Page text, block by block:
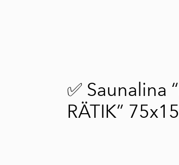
✅ Saunalina
RÄTIK”